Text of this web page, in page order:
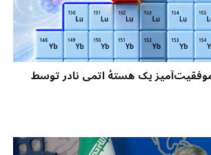
یک هستهٔ اتمی نادر توسط